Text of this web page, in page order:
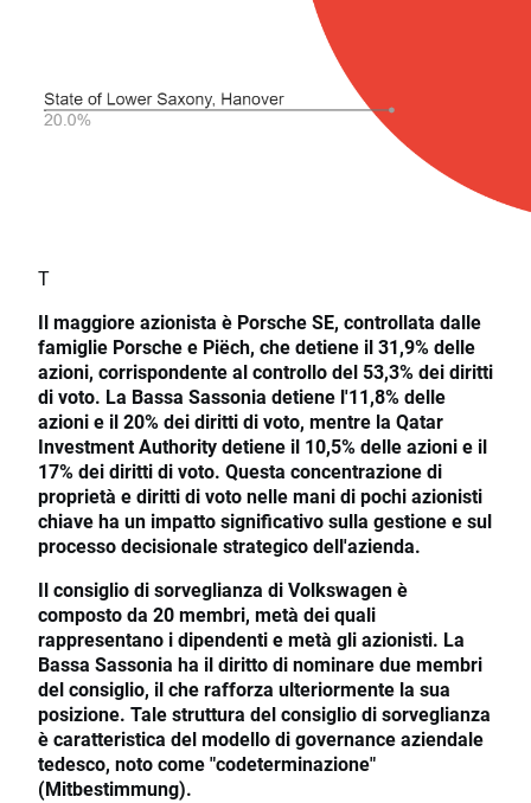
T
Il maggiore azionista è Porsche SE, controllata dalle
famiglie Porsche e Piëch, che detiene il 31,9% delle
azioni, corrispondente al controllo del 53,3% dei diritti
di voto. La Bassa Sassonia detiene l'11,8% delle
azioni e il 20% dei diritti di voto, mentre la Qatar
Investment Authority detiene il 10,5% delle azioni e il
17% dei diritti di voto. Questa concentrazione di
proprietà e diritti di voto nelle mani di pochi azionisti
chiave ha un impatto significativo sulla gestione e sul
processo decisionale strategico dell'azienda.
Il consiglio di sorveglianza di Volkswagen è
composto da 20 membri, metà dei quali
rappresentano i dipendenti e metà gli azionisti. La
Bassa Sassonia ha il diritto di nominare due membri
del consiglio, il che rafforza ulteriormente la sua
posizione. Tale struttura del consiglio di sorveglianza
è caratteristica del modello di governance aziendale
tedesco, noto come "codeterminazione"
(Mitbestimmung).